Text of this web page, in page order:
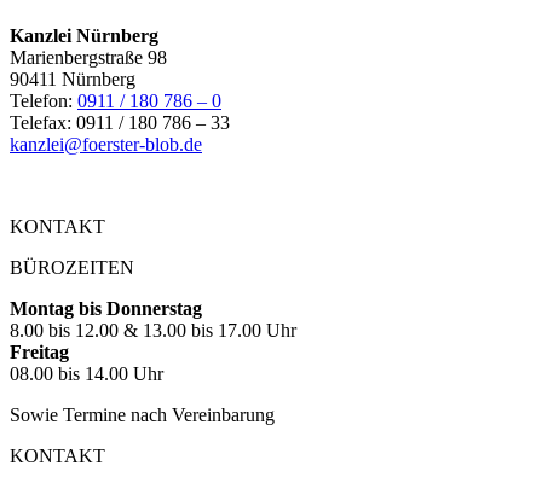
Kanzlei Nürnberg
Marienbergstraße 98
90411 Nürnberg
Telefon: 0911 / 180 786 – 0
Telefax: 0911 / 180 786 – 33
kanzlei@foerster-blob.de
KONTAKT
BÜROZEITEN
Montag bis Donnerstag
8.00 bis 12.00 & 13.00 bis 17.00 Uhr
Freitag
08.00 bis 14.00 Uhr
Sowie Termine nach Vereinbarung
KONTAKT